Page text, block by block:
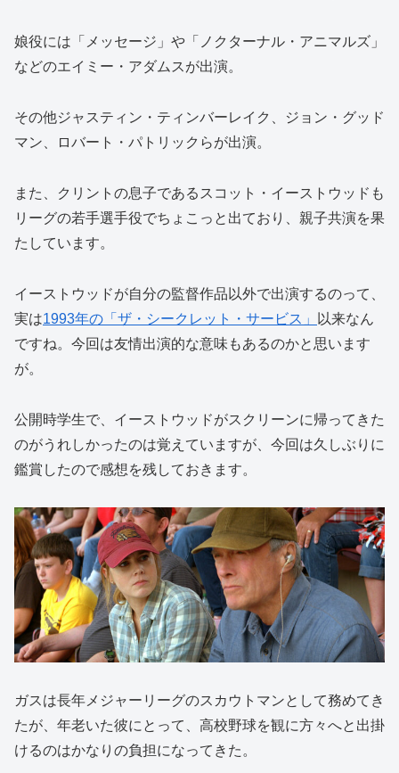
娘役には「メッセージ」や「ノクターナル・アニマルズ」
などのエイミー・アダムスが出演。
その他ジャスティン・ティンバーレイク、ジョン・グッド
マン、ロバート・パトリックらが出演。
また、クリントの息子であるスコット・イーストウッドも
リーグの若手選手役でちょこっと出ており、親子共演を果
たしています。
イーストウッドが自分の監督作品以外で出演するのって、
実は1993年の「ザ・シークレット・サービス」
以来なん
ですね。今回は友情出演的な意味もあるのかと思います
が。
公開時学生で、イーストウッドがスクリーンに帰ってきた
のがうれしかったのは覚えていますが、今回は久しぶりに
鑑賞したので感想を残しておきます。
ガスは長年メジャーリーグのスカウトマンとして務めてき
たが、年老いた彼にとって、高校野球を観に方々へと出掛
けるのはかなりの負担になってきた。